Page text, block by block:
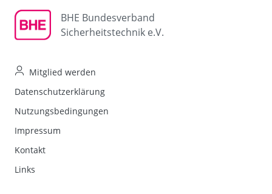
BHE Bundesverband
Sicherheitstechnik e.V.
Mitglied werden
Datenschutzerklärung
Nutzungsbedingungen
Impressum
Kontakt
Links